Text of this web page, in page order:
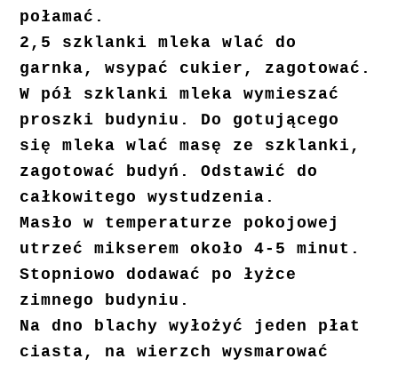
połamać.
2,5 szklanki mleka wlać do
garnka, wsypać cukier, zagotować.
W pół szklanki mleka wymieszać
proszki budyniu. Do gotującego
się mleka wlać masę ze szklanki,
zagotować budyń. Odstawić do
całkowitego wystudzenia.
Masło w temperaturze pokojowej
utrzeć mikserem około 4-5 minut.
Stopniowo dodawać po łyżce
zimnego budyniu.
Na dno blachy wyłożyć jeden płat
ciasta, na wierzch wysmarować